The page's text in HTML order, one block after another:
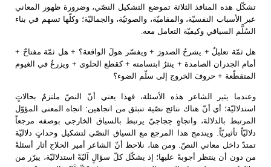
تشكّل هذه المنافذ الثلاثة تموضع التشكيل النصّي، وضرورة ظهور المعاني
عبر الأسباب النفسيّة، والمقاميّة، والصوتيّة، والجماليّة؛ وكلّها تسهم في بناء
السُلَّم السياقي وكيفيّة التعامل معه
هل ثمّة تعليلٌ + يشرحُ الصدورَ + ويفسّر هولَ الواقعة؟ + هل ثمّة مفتاحٌ +
أمام الجدران الصامدة + ينثرُ ابتسامته + كقطع الحلوى + ويزرعُ في الغيوم
المتقطّعة + حروفَ الخروج إلى سلّم الضوء؟
وعندما يثير الشاعر هذه الأسئلة، فهذا يعني أنّ النصّ ملتزمٌ بحالاتٍ
استدلاليّة؛ أي أنّ هناك نتائج نصّية تنبثق من اتجاهين: اتجاه المعنى المؤوّل
المرتبط بالدلالة، واتجاهٍ حِجاجيّ يرتبط بالسياق الخارجي بوصفه مرجعاً
دلاليّاً تأثيريّاً. ويندمج هذا المرجع مع السياق النصّي لتشكيل وحداتٍ دلاليّة
تمتدّ داخل معاني النصّ. ومن هنا، نلاحظ أنّ الشاعر أمير الحلاج أثار أسئلةً
من دون أن ينتظر أجوبةً عليها؛ إذ يشكّل كلّ سؤالٍ آليّةً استدلاليّة، يبرّر من